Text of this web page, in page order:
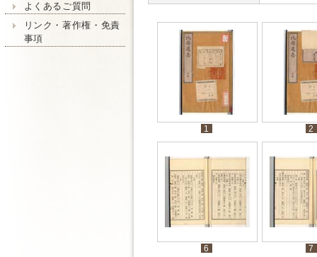
よくあるご質問
リンク・著作権・免責
事項
1 2
6 7